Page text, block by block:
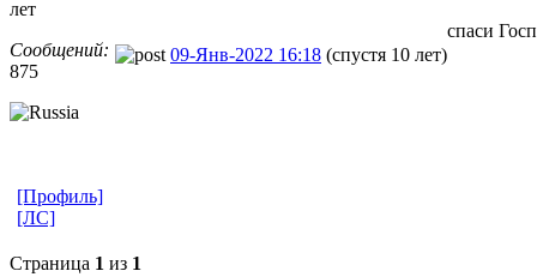
лет
Сообщений:
875
09-Янв-2022 16:18 (спустя 10 лет)
спаси
[Профиль]
[ЛС]
Страница 1 из 1